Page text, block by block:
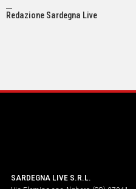
MEDIO
Redazione Sardegna Live
SARDEGNA LIVE S.R.L.